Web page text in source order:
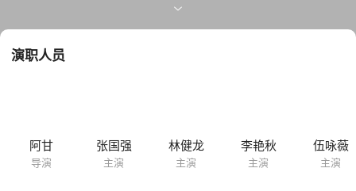
人的一幕。某制作方受英国某公司所托，要拍摄一部关于神农架的纪录片
旅程。他们拍摄了沿途绝美的自然风光，还深入到村落之中，听村民们讲
演职人员
阿甘
导演
张国强
主演
林健龙
主演
李艳秋
主演
伍咏薇
主演